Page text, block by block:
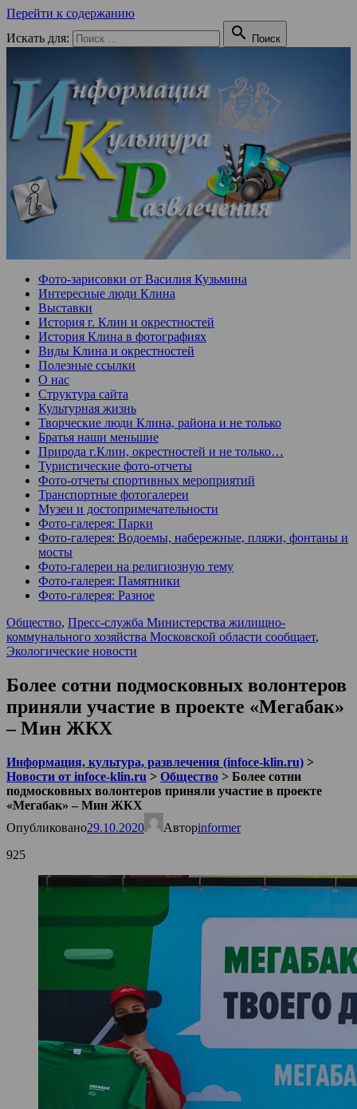
Перейти к содержанию
Искать для:
 Поиск
Фото-зарисовки от Василия Кузьмина
Интересные люди Клина
Выставки
История г. Клин и окрестностей
История Клина в фотографиях
Виды Клина и окрестностей
Полезные ссылки
О нас
Структура сайта
Культурная жизнь
Творческие люди Клина, района и не только
Братья наши меньшие
Природа г.Клин, окрестностей и не только…
Туристические фото-отчеты
Фото-отчеты спортивных мероприятий
Транспортные фотогалереи
Музеи и достопримечательности
Фото-галерея: Парки
Фото-галерея: Водоемы, набережные, пляжи, фонтаны и
мосты
Фото-галереи на религиозную тему
Фото-галерея: Памятники
Фото-галерея: Разное
Общество, Пресс-служба Министерства жилищно-
коммунального хозяйства Московской области сообщает,
Экологические новости
Более сотни подмосковных волонтеров
приняли участие в проекте «Мегабак»
– Мин ЖКХ
Информация, культура, развлечения (infoce-klin.ru) >
Новости от infoce-klin.ru > Общество > Более сотни
подмосковных волонтеров приняли участие в проекте
«Мегабак» – Мин ЖКХ
Опубликовано29.10.2020 Авторinformer
925